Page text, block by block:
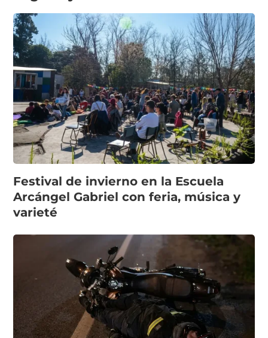
Festival de invierno en la Escuela
Arcángel Gabriel con feria, música y
varieté